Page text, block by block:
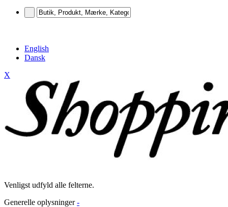
English
Dansk
X
Venligst udfyld alle felterne.
Generelle oplysninger -